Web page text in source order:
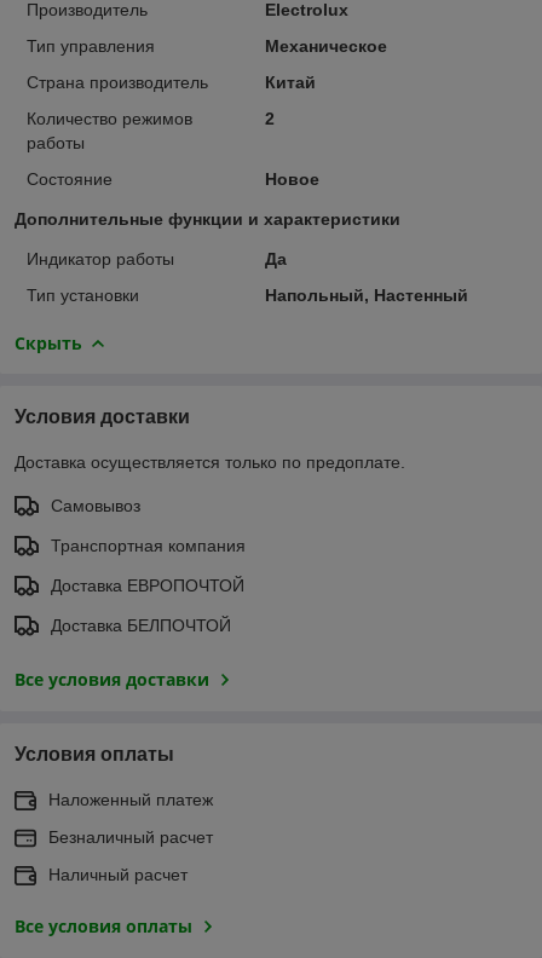
Производитель
Electrolux
Тип управления
Механическое
Страна производитель
Китай
Количество режимов
работы
2
Состояние Новое
Дополнительные функции и характеристики
Индикатор работы
Да
Тип установки
Напольный, Настенный
Скрыть
Условия доставки
Доставка осуществляется только по предоплате.
Самовывоз
Транспортная компания
Доставка ЕВРОПОЧТОЙ
Доставка БЕЛПОЧТОЙ
Все условия доставки
Условия оплаты
Наложенный платеж
Безналичный расчет
Наличный расчет
Все условия оплаты